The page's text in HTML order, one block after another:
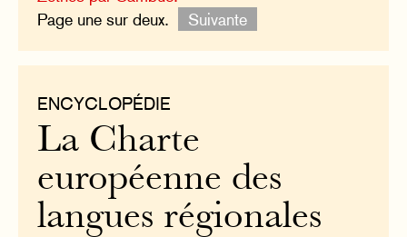
Page une sur deux.
Suivante
ENCYCLOPÉDIE
La Charte
européenne des
langues régionales